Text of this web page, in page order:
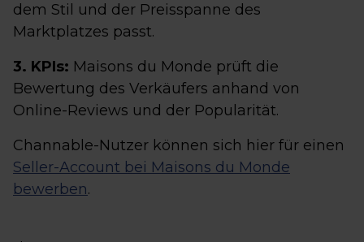
dem Stil und der Preisspanne des
Marktplatzes passt.
3. KPIs: Maisons du Monde prüft die
Bewertung des Verkäufers anhand von
Online-Reviews und der Popularität.
Channable-Nutzer können sich hier für einen
Seller-Account bei Maisons du Monde
bewerben.